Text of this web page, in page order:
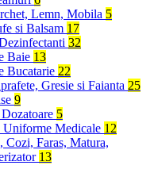
Lemn, Mobila 5
si Balsam 17
32
Baie 13
Bucatarie 22
Gresie si Faianta 25
9
5
Uniforme Medicale 12
Cozi, Faras, Matura,
13